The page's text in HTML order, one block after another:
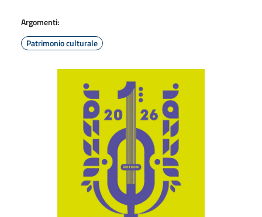
Argomenti:
Patrimonio culturale